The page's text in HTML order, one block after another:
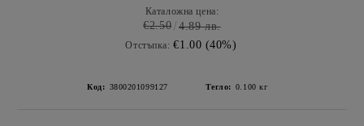
Каталожна цена:
€2.50 4.89 лв.
Отстъпка: €1.00 (40%)
Код: 3800201099127 Тегло: 0.100 кг